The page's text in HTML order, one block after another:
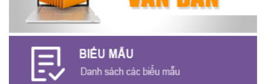
các văn bản quy định chi tiết, hướng dẫn thi hành
(04/08/2026)
Thông báo cảnh báo lừa đảo liên quan đến thủ tục đất đai
(24/07/2026)